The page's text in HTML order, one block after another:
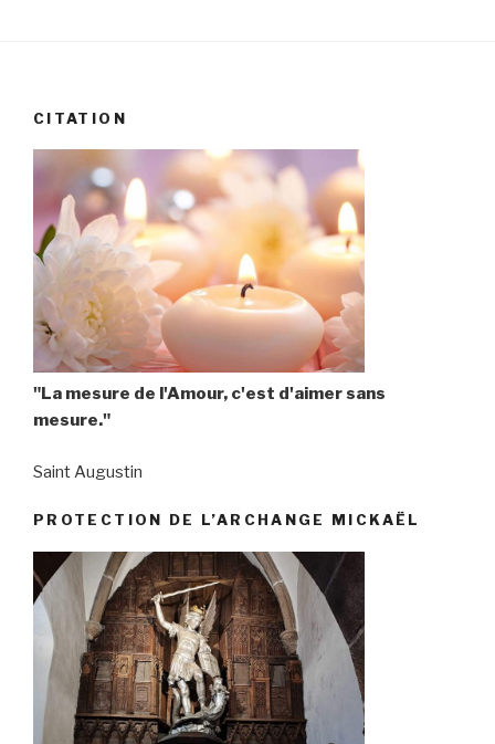
CITATION
"La mesure de l'Amour, c'est d'aimer sans
mesure."
Saint Augustin
PROTECTION DE L’ARCHANGE MICKAËL